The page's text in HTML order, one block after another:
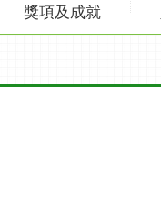
獎項及成就